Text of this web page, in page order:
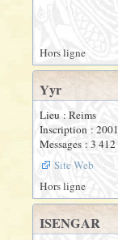
Hors ligne
Yyr
Lieu : Reims
Inscription : 2001
Messages : 3 412
Site Web
Hors ligne
ISENGAR